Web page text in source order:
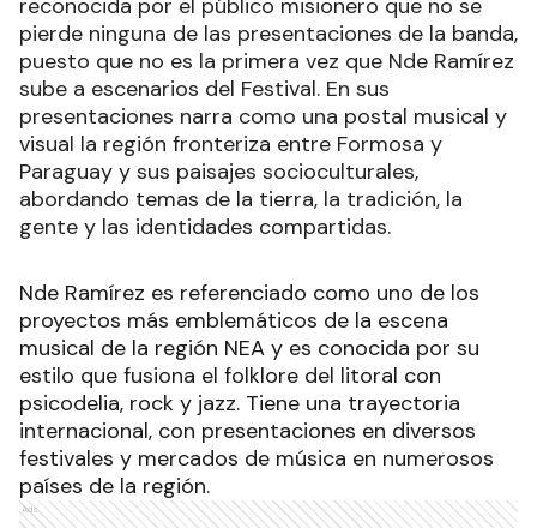
reconocida por el público misionero que no se
pierde ninguna de las presentaciones de la banda,
puesto que no es la primera vez que Nde Ramírez
sube a escenarios del Festival. En sus
presentaciones narra como una postal musical y
visual la región fronteriza entre Formosa y
Paraguay y sus paisajes socioculturales,
abordando temas de la tierra, la tradición, la
gente y las identidades compartidas.
Nde Ramírez es referenciado como uno de los
proyectos más emblemáticos de la escena
musical de la región NEA y es conocida por su
estilo que fusiona el folklore del litoral con
psicodelia, rock y jazz. Tiene una trayectoria
internacional, con presentaciones en diversos
festivales y mercados de música en numerosos
países de la región.
Ads